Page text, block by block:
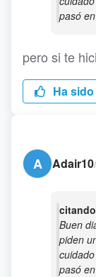
pasó
pero si te
Ha
A
Adair10/
Buen
piden
pasó